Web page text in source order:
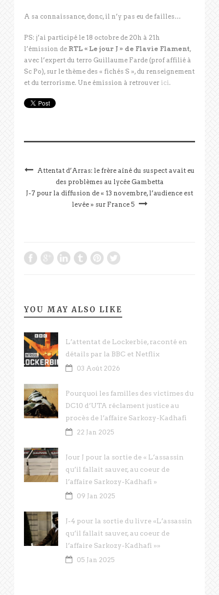
A sa connaissance, donc, il n’y pas eu de failles…
PS: j’ai participé le 18 octobre de 20h à 21h
l’émission de RTL « Le jour J » de Flavie Flament,
avec l’expert du terro Guillaume Farde (prof affilié à
Sc Po), sur le thème des « fichés S », du renseignement
et du terrorisme. Une émission à retrouver ici.
Attentat d’Arras: le frère aîné du suspect avait eu
des problèmes au lycée Gambetta
J-7 pour la diffusion de « 13 novembre, l’audience est
levée » sur France 5
YOU MAY ALSO LIKE
L’attentat de Lockerbie, raconté en
détails par la BBC et Netflix
03 Août 2026
Pourquoi les familles des victimes du
DC10 d’UTA réclament justice au
procès de l’affaire Sarkozy-Kadhafi
22 Jan 2025
Jour J pour la sortie de « L’assassin
qu’il fallait sauver, au coeur de
l’affaire Sarkozy-Kadhafi »
09 Jan 2025
J-4 pour la sortie du livre «L’assassin
qu’il fallait sauver, au coeur de
l’affaire Sarkozy-Kadhafi »»
05 Jan 2025